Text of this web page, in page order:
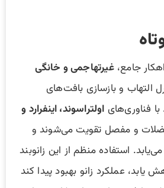
جامع،غیرتهاجمی و خانگی
التهاب و بازسازی بافت‌های
فناوری‌های اولتراسوند، اینفرارد و
و مفصل تقویت می‌شوند و
استفاده منظم از این زانوبند
عملکرد زانو بهبود پیدا کند